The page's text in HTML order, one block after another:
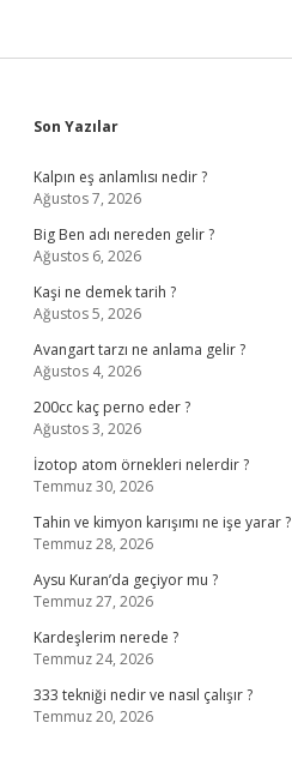
Sidebar
Son Yazılar
Kalpın eş anlamlısı nedir ?
Ağustos 7, 2026
Big Ben adı nereden gelir ?
Ağustos 6, 2026
Kaşi ne demek tarih ?
Ağustos 5, 2026
Avangart tarzı ne anlama gelir ?
Ağustos 4, 2026
200cc kaç perno eder ?
Ağustos 3, 2026
İzotop atom örnekleri nelerdir ?
Temmuz 30, 2026
Tahin ve kimyon karışımı ne işe yarar ?
Temmuz 28, 2026
Aysu Kuran’da geçiyor mu ?
Temmuz 27, 2026
Kardeşlerim nerede ?
Temmuz 24, 2026
333 tekniği nedir ve nasıl çalışır ?
Temmuz 20, 2026